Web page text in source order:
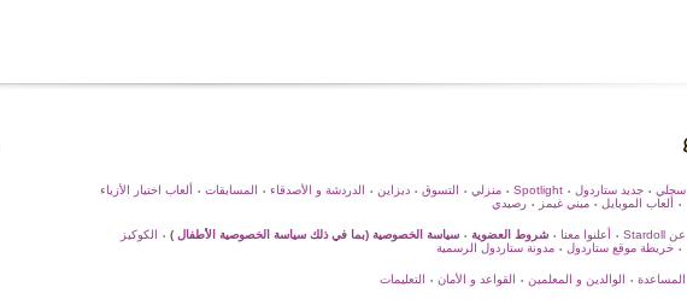
سجلي • جديد ستاردول •
Spotlight
• منزلي • التسوق • ديزاين • الدردشة و الأصدقاء • المسابقات • ألعاب اختيار الأزياء
• ألعاب الموبايل • ميني غيمز • رصيدي
عن Stardoll • أعلنوا معنا • شروط العضوية • سياسة الخصوصية (بما في ذلك سياسة الخصوصية الأطفال ) • الكوكيز
• خريطة موقع ستاردول • مدونة ستاردول الرسمية
المساعدة • الوالدين و المعلمين • القواعد و الأمان • التعليمات